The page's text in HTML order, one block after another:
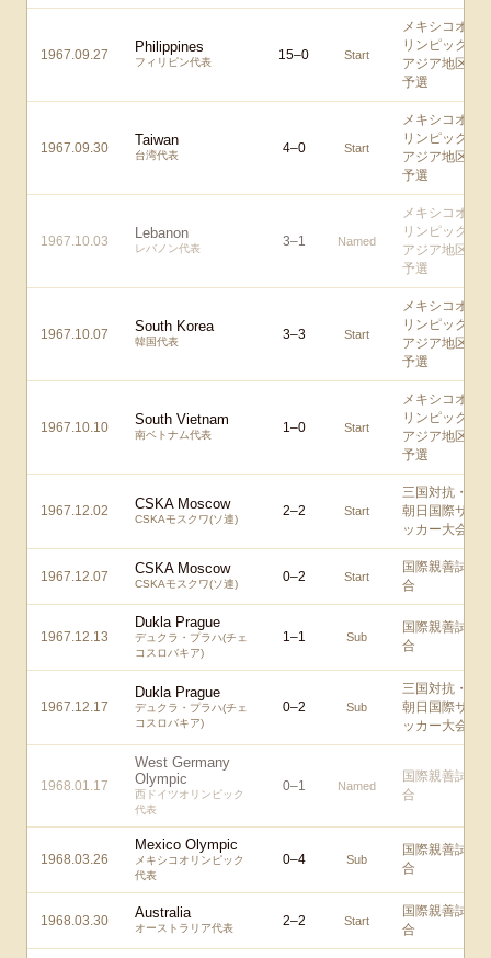
1967.09.27 Philippines
フィリピン代表 15–0 Start
メキシコオ
リンピック
アジア地区
予選
1967.09.30 Taiwan
台湾代表 4–0 Start
メキシコオ
リンピック
アジア地区
予選
1967.10.03 Lebanon
レバノン代表 3–1 Named
メキシコオ
リンピック
アジア地区
予選
1967.10.07 South Korea
韓国代表 3–3 Start
メキシコオ
リンピック
アジア地区
予選
1967.10.10 South Vietnam
南ベトナム代表 1–0 Start
メキシコオ
リンピック
アジア地区
予選
1967.12.02 CSKA Moscow
CSKAモスクワ(ソ連)
2–2 Start
三国対抗・
朝日国際サ
ッカー大会
1967.12.07 CSKA Moscow
CSKAモスクワ(ソ連) 0–2 Start
国際親善試
合
1967.12.13
Dukla Prague
デュクラ・プラハ(チェ
コスロバキア)
1–1 Sub
国際親善試
合
1967.12.17
Dukla Prague
デュクラ・プラハ(チェ
コスロバキア)
0–2 Sub
三国対抗・
朝日国際サ
ッカー大会
1968.01.17
West Germany
Olympic
西ドイツオリンピック
代表
0–1 Named
国際親善試
合
1968.03.26
Mexico Olympic
メキシコオリンピック
代表
0–4 Sub
国際親善試
合
1968.03.30 Australia
オーストラリア代表 2–2 Start
国際親善試
合